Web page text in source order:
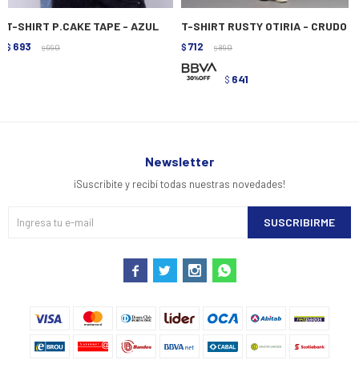
T-SHIRT P.CAKE TAPE - AZUL
$ 693 $ 990
T-SHIRT RUSTY OTIRIA - CRUDO
$ 712 $ 890
$ 641
Newsletter
¡Suscribite y recibí todas nuestras novedades!
SUSCRIBIRME
   